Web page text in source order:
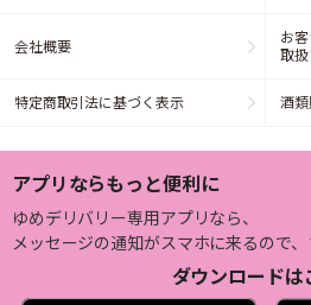
会社概要
お
取扱
特定商取引法に基づく表示 酒
アプリならもっと便利に
ゆめデリバリー専用アプリなら、
メッセージの通知がスマホに来るので、
ダウンロードは